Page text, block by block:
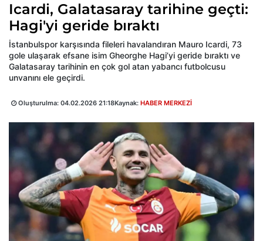
Icardi, Galatasaray tarihine geçti:
Hagi'yi geride bıraktı
İstanbulspor karşısında fileleri havalandıran Mauro Icardi, 73
gole ulaşarak efsane isim Gheorghe Hagi’yi geride bıraktı ve
Galatasaray tarihinin en çok gol atan yabancı futbolcusu
unvanını ele geçirdi.
Oluşturulma: 04.02.2026 21:18Kaynak: HABER MERKEZİ